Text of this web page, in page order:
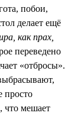
побои,
делает ещё
как прах,
переведено
«отбросы».
просто
что мешает